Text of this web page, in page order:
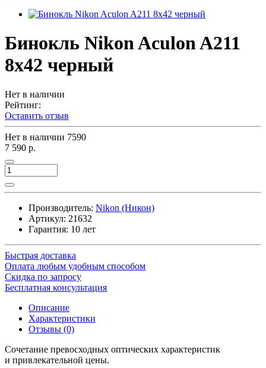
Бинокль Nikon Aculon A211
8x42 черный
Нет в наличии
Рейтинг:
Оставить отзыв
Нет в наличии 7590
7 590 р.
Производитель: Nikon (Никон)
Артикул: 21632
Гарантия: 10 лет
Быстрая доставка
Оплата любым удобным способом
Скидка по запросу
Бесплатная консультация
Описание
Характеристики
Отзывы (0)
Сочетание превосходных оптических характеристик
и привлекательной цены.